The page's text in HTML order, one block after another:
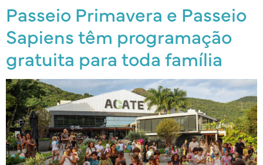
Passeio Primavera e Passeio
Sapiens têm programação
gratuita para toda família